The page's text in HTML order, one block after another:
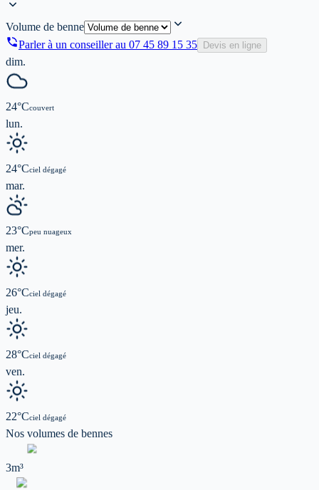
Volume de benne
Parler à un conseiller au 07 45 89 15 35 Devis en ligne
dim.
24°Ccouvert
lun.
24°Cciel dégagé
mar.
23°Cpeu nuageux
mer.
26°Cciel dégagé
jeu.
28°Cciel dégagé
ven.
22°Cciel dégagé
Nos volumes de bennes
3m³